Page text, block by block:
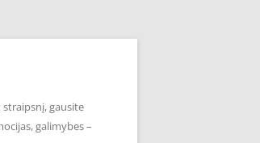
gausite
galimybes –